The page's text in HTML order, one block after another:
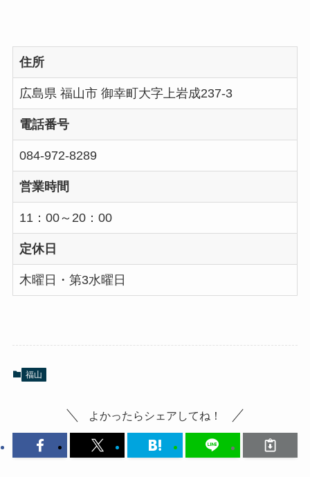
住所
広島県 福山市 御幸町大字上岩成237-3
電話番号
084-972-8289
営業時間
11：00～20：00
定休日
木曜日・第3水曜日
福山
よかったらシェアしてね！